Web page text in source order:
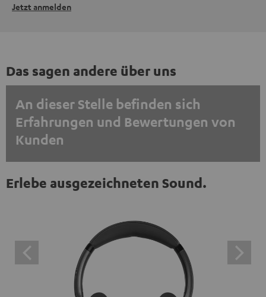
Jetzt anmelden
Das sagen andere über uns
An dieser Stelle befinden sich
Erfahrungen und Bewertungen von
Kunden
EINMALIG ZUSTIMMEN UND ANZEIGEN
Trustpilot‑Bewertungen sind externe Inhalte. Der
externe Inhalt kann hier mit nur einem Klick angezeigt
werden. Mit dem Anklicken des Inhalts wird zugestimmt,
dass externe Inhalte angezeigt werden. Dabei können
personenbezogene Daten an Drittplattformen
Erlebe ausgezeichneten Sound.